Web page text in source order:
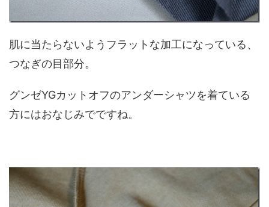
肌に当たらないようフラットな加工になっている、
つなぎの目部分。
グンゼYGカットオフのアンダーシャツを着ている
方にはおなじみでですね。